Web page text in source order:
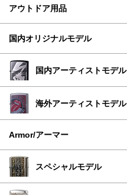
アウトドア用品
国内オリジナルモデル
国内アーティストモデル
海外アーティストモデル
Armor/アーマー
スペシャルモデル